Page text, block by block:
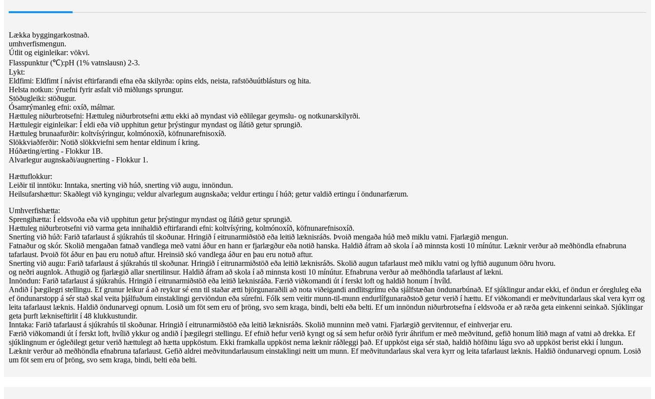
Lækka byggingarkostnað.
umhverfismengun.
Útlit og eiginleikar: vökvi.
Flasspunktur (℃):pH (1% vatnslausn) 2-3.
Lykt:
Eldfimi: Eldfimt í návist eftirfarandi efna eða skilyrða: opins elds, neista, rafstöðuútblásturs og hita.
Helsta notkun: ýruefni fyrir asfalt við miðlungs sprungur.
Stöðugleiki: stöðugur.
Ósamrýmanleg efni: oxíð, málmar.
Hættuleg niðurbrotsefni: Hættuleg niðurbrotsefni ættu ekki að myndast við eðlilegar geymslu- og notkunarskilyrði.
Hættulegir eiginleikar: Í eldi eða við upphitun getur þrýstingur myndast og ílátið getur sprungið.
Hættuleg brunaafurðir: koltvísýringur, kolmónoxíð, köfnunarefnisoxíð.
Slökkviaðferðir: Notið slökkviefni sem hentar eldinum í kring.
Húðæting/erting - Flokkur 1B.
Alvarlegur augnskaði/augnerting - Flokkur 1.
Hættuflokkur:
Leiðir til inntöku: Inntaka, snerting við húð, snerting við augu, innöndun.
Heilsufarshættur: Skaðlegt við kyngingu; veldur alvarlegum augnskaða; veldur ertingu í húð; getur valdið ertingu í öndunarfærum.
Umhverfishætta:
Sprengihætta: Í eldsvoða eða við upphitun getur þrýstingur myndast og ílátið getur sprungið.
Hættuleg niðurbrotsefni við varma geta innihaldið eftirfarandi efni: koltvísýring, kolmónoxíð, köfnunarefnisoxíð.
Snerting við húð: Farið tafarlaust á sjúkrahús til skoðunar. Hringið í eitrunarmiðstöð eða leitið læknisráðs. Þvoið mengaða húð með miklu vatni. Fjarlægið mengun.
Fatnaður og skór. Skolið mengaðan fatnað vandlega með vatni áður en hann er fjarlægður eða notið hanska. Haldið áfram að skola í að minnsta kosti 10 mínútur. Læknir verður að meðhöndla efnabruna
tafarlaust. Þvoið föt áður en þau eru notuð aftur. Hreinsið skó vandlega áður en þau eru notuð aftur.
Snerting við augu: Farið tafarlaust á sjúkrahús til skoðunar. Hringið í eitrunarmiðstöð eða leitið læknisráðs. Skolið augun tafarlaust með miklu vatni og lyftið augunum öðru hvoru.
og neðri augnlok. Athugið og fjarlægið allar snertilinsur. Haldið áfram að skola í að minnsta kosti 10 mínútur. Efnabruna verður að meðhöndla tafarlaust af lækni.
Innöndun: Farið tafarlaust á sjúkrahús. Hringið í eitrunarmiðstöð eða leitið læknisráða. Færið viðkomandi út í ferskt loft og haldið honum í hvíld.
Andið í þægilegri stellingu. Ef grunur leikur á að reykur sé enn til staðar ætti björgunaraðili að nota viðeigandi andlitsgrímu eða sjálfstæðan öndunarbúnað. Ef sjúklingur andar ekki, ef öndun er óregluleg eða
ef öndunarstopp á sér stað skal veita þjálfuðum einstaklingi gerviöndun eða súrefni. Fólk sem veitir munn-til-munn endurlífgunaraðstoð getur verið í hættu. Ef viðkomandi er meðvitundarlaus skal vera kyrr og
leita tafarlaust læknis. Haldið öndunarvegi opnum. Losið um föt sem eru of þröng, svo sem kraga, bindi, belti eða belti. Ef um innöndun niðurbrotsefna í eldsvoða er að ræða geta einkenni seinkað. Sjúklingar
geta þurft lækniseftirlit í 48 klukkustundir.
Inntaka: Farið tafarlaust á sjúkrahús til skoðunar. Hringið í eitrunarmiðstöð eða leitið læknisráðs. Skolið munninn með vatni. Fjarlægið gervitennur, ef einhverjar eru.
Færið viðkomandi út í ferskt loft, hvílið ykkur og andið í þægilegri stellingu. Ef efnið hefur verið kyngt og sá sem hefur orðið fyrir áhrifum er með meðvitund, gefið honum lítið magn af vatni að drekka. Ef
sjúklingnum er ógleðilegt getur verið hættulegt að hætta uppköstum. Ekki framkalla uppköst nema læknir ráðleggi það. Ef uppköst eiga sér stað, haldið höfðinu lágu svo að uppköst berist ekki í lungun.
Læknir verður að meðhöndla efnabruna tafarlaust. Gefið aldrei meðvitundarlausum einstaklingi neitt um munn. Ef meðvitundarlaus skal vera kyrr og leita tafarlaust læknis. Haldið öndunarvegi opnum. Losið
um föt sem eru of þröng, svo sem kraga, bindi, belti eða belti.